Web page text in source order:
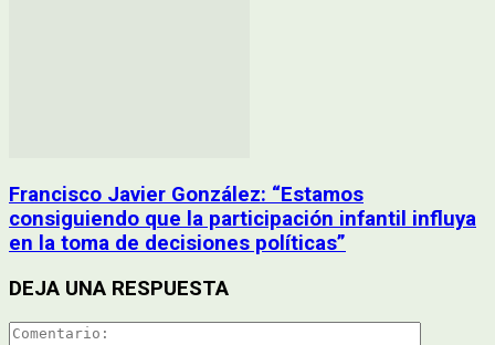
Francisco Javier González: “Estamos
consiguiendo que la participación infantil influya
en la toma de decisiones políticas”
DEJA UNA RESPUESTA